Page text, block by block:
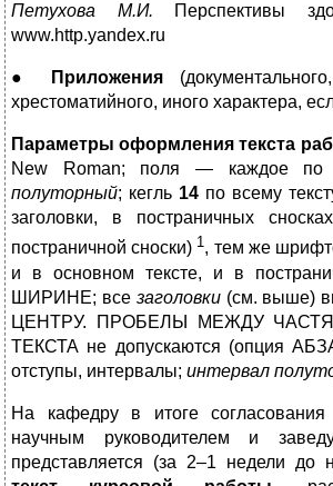
Петухова М.И. Перспективы
www.http.yandex.ru
● Приложения
хрестоматийного, иного характера,
Параметры оформления текста
New Roman; поля — каждое по
полуторный; кегль 14 по всему
заголовки, в постраничных
постраничной сноски) 1, тем же
и в основном тексте, и в
ШИРИНЕ; все заголовки(см. выше)
ЦЕНТРУ. ПРОБЕЛЫ МЕЖДУ
ТЕКСТА не допускаются (опция
отступы, интервалы; интервал
На кафедру в итоге
научным руководителем и
представляется (за 2–1 недели до